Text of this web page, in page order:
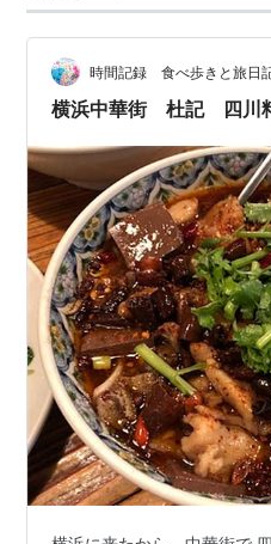
時間記録 食べ歩きと旅日
横浜中華街 杜記 四川